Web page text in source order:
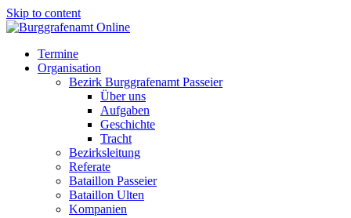
Skip to content
Termine
Organisation
Bezirk Burggrafenamt Passeier
Über uns
Aufgaben
Geschichte
Tracht
Bezirksleitung
Referate
Bataillon Passeier
Bataillon Ulten
Kompanien